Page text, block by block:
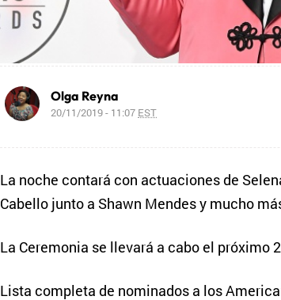
Olga Reyna
20/11/2019 - 11:07 EST
La noche contará con actuaciones de
Cabello junto a Shawn Mendes y mucho
La Ceremonia se llevará a cabo el próximo
Lista completa de nominados a los